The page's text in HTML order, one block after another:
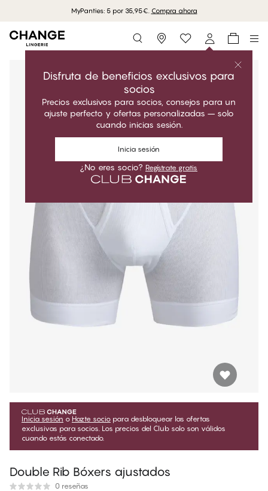
MyPanties: 5 por 35,95€. Compra ahora
Storefinder
Disfruta de beneficios exclusivos para
socios
Precios exclusivos para socios, consejos para un
ajuste perfecto y ofertas personalizadas – solo
cuando inicias sesión.
Inicia sesión
¿No eres socio? Regístrate gratis
Inicia sesión o Hazte socio para desbloquear las ofertas
exclusivas para socios. Los precios del Club solo son válidos
cuando estás conectado.
Double Rib Bóxers ajustados
0 reseñas